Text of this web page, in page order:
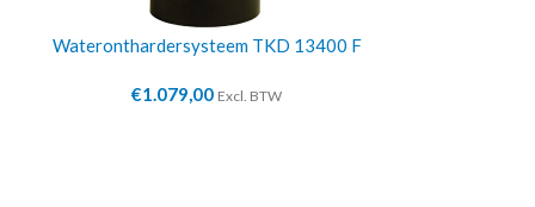
Wateronthardersysteem TKD 13400 F
€1.079,00 Excl. BTW